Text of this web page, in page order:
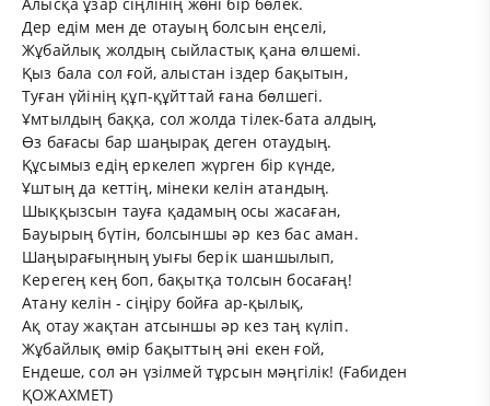
Дер едім мен де отауың болсын еңселі,
Жұбайлық жолдың сыйластық қана өлшемі.
Қыз бала сол ғой, алыстан іздер бақытын,
Туған үйінің құп-құйттай ғана бөлшегі.
Ұмтылдың баққа, сол жолда тілек-бата алдың,
Өз бағасы бар шаңырақ деген отаудың.
Құсымыз едің еркелеп жүрген бір күнде,
Ұштың да кеттің, мінеки келін атандың.
Шыққызсын тауға қадамың осы жасаған,
Бауырың бүтін, болсыншы әр кез бас аман.
Шаңырағыңның уығы берік шаншылып,
Керегең кең боп, бақытқа толсын босағаң!
Атану келін - сіңіру бойға ар-қылық,
Ақ отау жақтан атсыншы әр кез таң күліп.
Жұбайлық өмір бақыттың әні екен ғой,
Ендеше, сол ән үзілмей тұрсын мәңгілік! (Ғабиден
ҚОЖАХМЕТ)